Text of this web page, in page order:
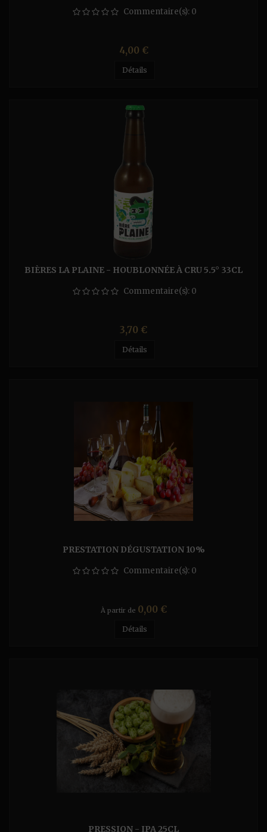
Commentaire(s): 0
Prix
4,00 €
Détails
BIÈRES LA PLAINE - HOUBLONNÉE À CRU 5.5° 33CL
Commentaire(s): 0
Prix
3,70 €
Détails
PRESTATION DÉGUSTATION 10%
Commentaire(s): 0
À partir de Prix
0,00 €
Détails
PRESSION - IPA 25CL